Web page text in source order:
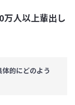
人以上輩出し
的にどのよう